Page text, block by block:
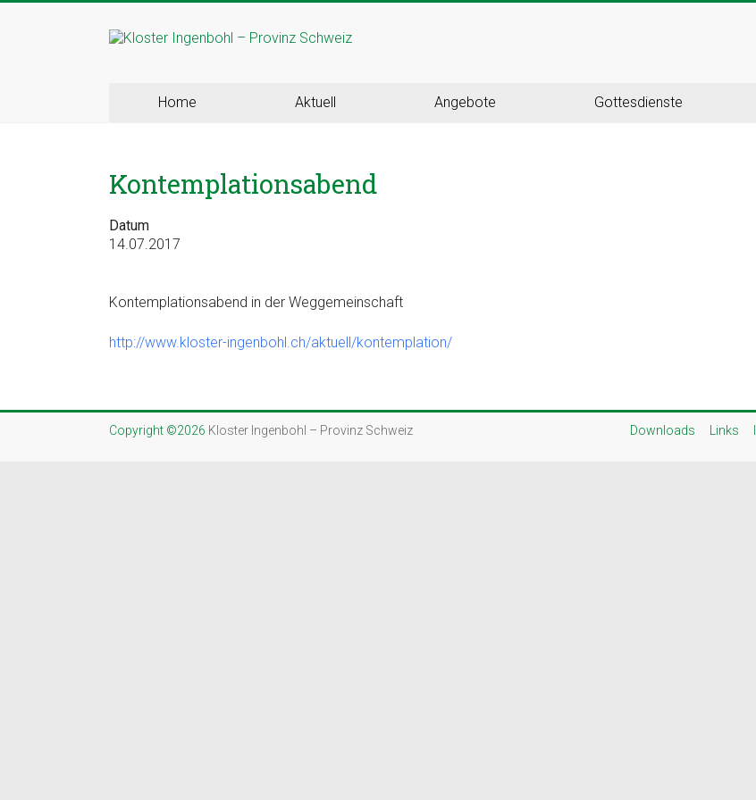
Kloster
Ingenbohl
Schweiz
Herzlich
Willkommen
Ingenbohler
Schwestern
Home Aktuell Angebote Gottesdienste
Kontemplationsabend
Datum
14.07.2017
Kontemplationsabend in der Weggemeinschaft
http://www.kloster-ingenbohl.ch/aktuell/kontemplation/
Copyright ©2026 Kloster Ingenbohl – Provinz Schweiz Downloads Links